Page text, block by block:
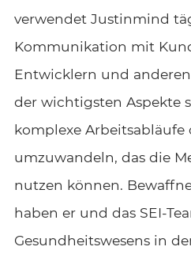
verwendet Justinmind
Kommunikation mit
Entwicklern und
der wichtigsten Aspekte
komplexe Arbeitsabläufe
umzuwandeln, das die
nutzen können.
haben er und das SEI-
Gesundheitswesens in